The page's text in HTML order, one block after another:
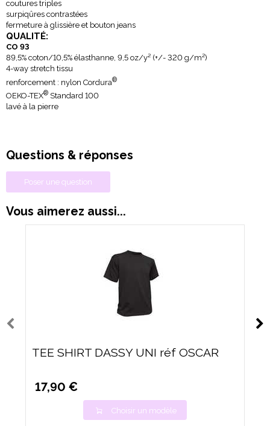
coutures triples
surpiqûres contrastées
fermeture à glissière et bouton jeans
QUALITÉ:
CO 93
89,5% coton/10,5% élasthanne, 9,5 oz/y² (+/- 320 g/m²)
4-way stretch tissu
renforcement : nylon Cordura®
OEKO-TEX® Standard 100
lavé à la pierre
Questions & réponses
Poser une question
Vous aimerez aussi...
TEE SHIRT DASSY UNI réf OSCAR
17,90 €
Choisir un modèle